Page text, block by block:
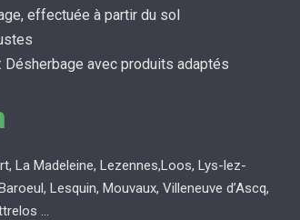
effectuée à partir du sol
avec produits adaptés
La Madeleine, Lezennes,Loos, Lys-lez-
Lesquin, Mouvaux, Villeneuve d’Ascq,
…